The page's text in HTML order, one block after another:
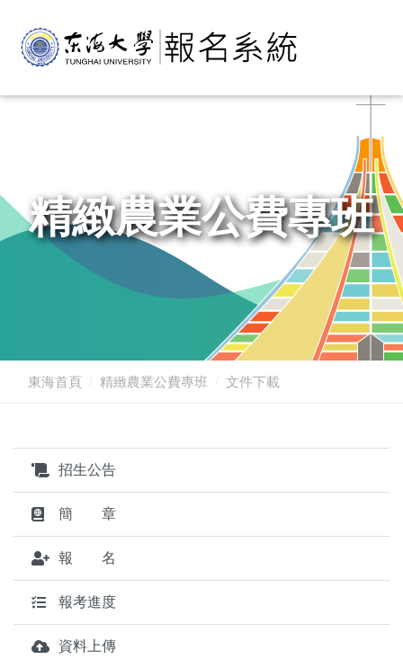
精緻農業公費專班
東海首頁 精緻農業公費專班 文件下載
招生公告
簡 章
報 名
報考進度
資料上傳